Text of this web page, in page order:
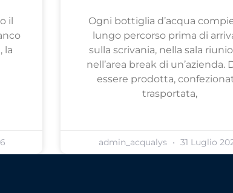
il
la
Ogni bottiglia d’acqua
lungo percorso prima di
sulla scrivania, nella sala
nell’area break di un’azienda.
essere prodotta,
trasportata,
admin_acqualys 31 Luglio